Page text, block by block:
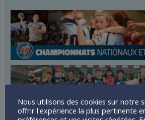
Nous utilisons des cookies sur notre
offrir l'expérience la plus pertinente